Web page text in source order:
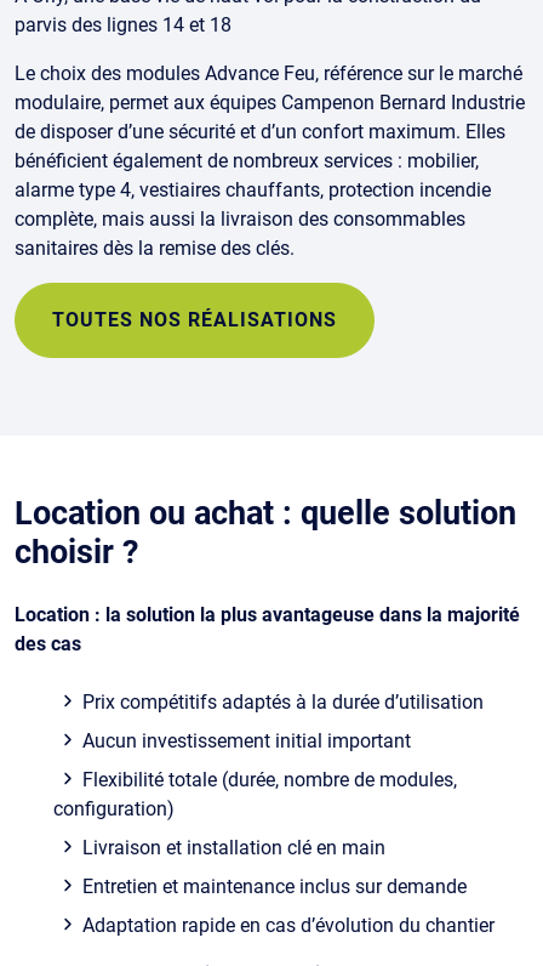
parvis des lignes 14 et 18
Le choix des modules Advance Feu, référence sur le marché
modulaire, permet aux équipes Campenon Bernard Industrie
de disposer d’une sécurité et d’un confort maximum. Elles
bénéficient également de nombreux services : mobilier,
alarme type 4, vestiaires chauffants, protection incendie
complète, mais aussi la livraison des consommables
sanitaires dès la remise des clés.
TOUTES NOS RÉALISATIONS
Location ou achat : quelle solution
choisir ?
Location : la solution la plus avantageuse dans la majorité
des cas
Prix compétitifs adaptés à la durée d’utilisation
Aucun investissement initial important
Flexibilité totale (durée, nombre de modules,
configuration)
Livraison et installation clé en main
Entretien et maintenance inclus sur demande
Adaptation rapide en cas d’évolution du chantier